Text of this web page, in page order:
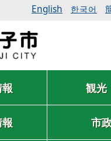
English 한국어
報 観光
市